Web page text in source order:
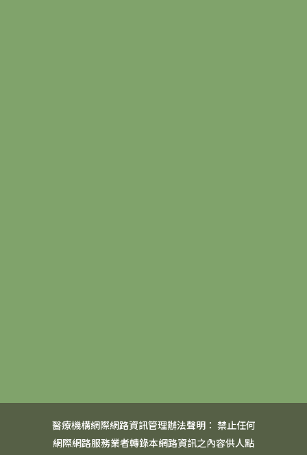
醫療機構網際網路資訊管理辦法聲明： 禁止任何
網際網路服務業者轉錄本網路資訊之內容供人點